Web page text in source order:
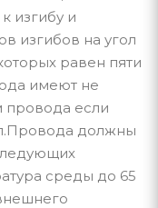
изгибу и
изгибов на угол
равен пяти
имеют не
провода если
должны
среды до 65